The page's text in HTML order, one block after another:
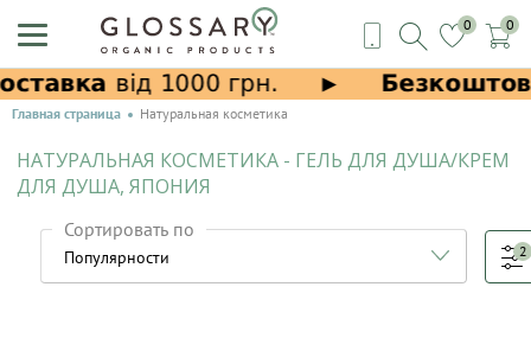
0 0
Главная страница Натуральная косметика
НАТУРАЛЬНАЯ КОСМЕТИКА - ГЕЛЬ ДЛЯ ДУША/КРЕМ
ДЛЯ ДУША, ЯПОНИЯ
Сортировать по
2